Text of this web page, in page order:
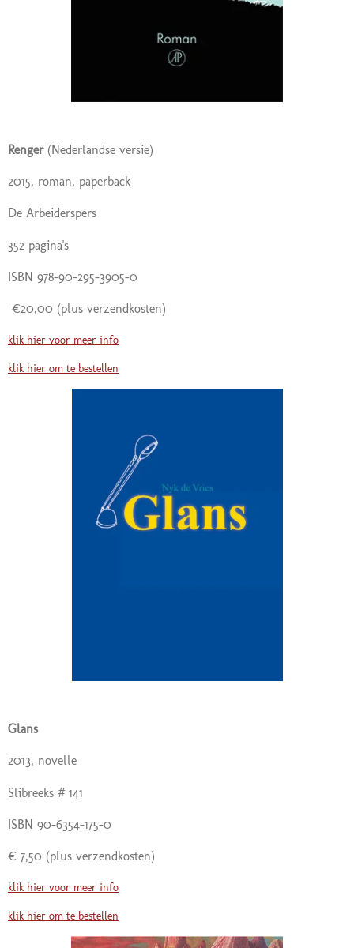
Renger(Nederlandse versie)
2015, roman, paperback
De Arbeiderspers
352 pagina's
ISBN 978-90-295-3905-0
€20,00 (plus verzendkosten)
klik hier voor meer info
klik hier om te bestellen
Glans
2013, novelle
Slibreeks # 141
ISBN 90-6354-175-0
€ 7,50 (plus verzendkosten)
klik hier voor meer info
klik hier om te bestellen